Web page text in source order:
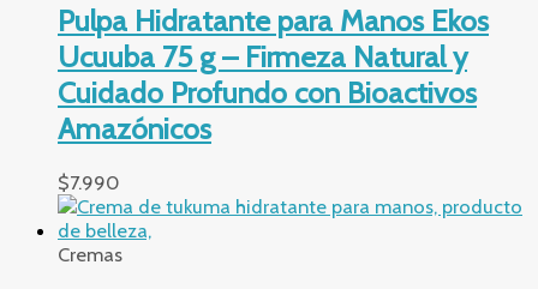
Pulpa Hidratante para Manos Ekos
Ucuuba 75 g – Firmeza Natural y
Cuidado Profundo con Bioactivos
Amazónicos
$7.990
Cremas